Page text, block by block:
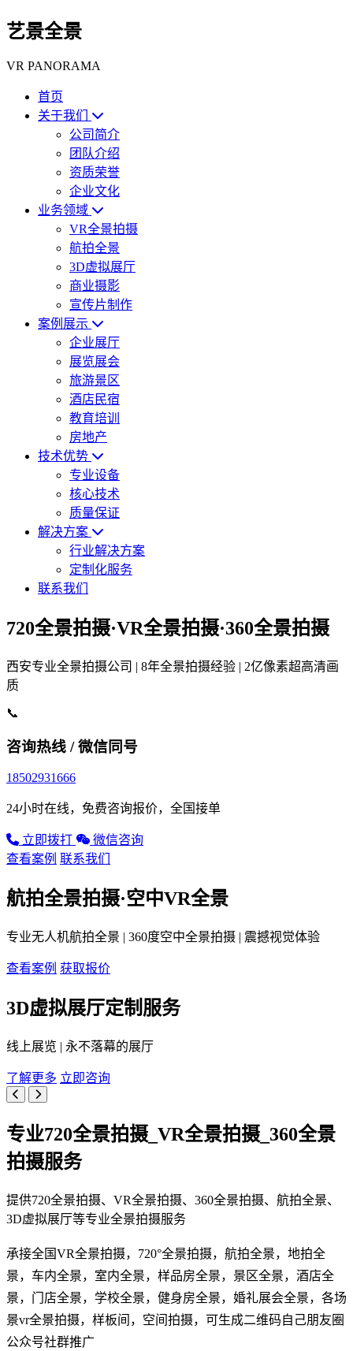
艺景全景
VR PANORAMA
首页
关于我们
公司简介
团队介绍
资质荣誉
企业文化
业务领域
VR全景拍摄
航拍全景
3D虚拟展厅
商业摄影
宣传片制作
案例展示
企业展厅
展览展会
旅游景区
酒店民宿
教育培训
房地产
技术优势
专业设备
核心技术
质量保证
解决方案
行业解决方案
定制化服务
联系我们
720全景拍摄·VR全景拍摄·360全景拍摄
西安专业全景拍摄公司 | 8年全景拍摄经验 | 2亿像素超高清画
质
📞
咨询热线 / 微信同号
18502931666
24小时在线，免费咨询报价，全国接单
立即拨打
微信咨询
查看案例 联系我们
航拍全景拍摄·空中VR全景
专业无人机航拍全景 | 360度空中全景拍摄 | 震撼视觉体验
查看案例 获取报价
3D虚拟展厅定制服务
线上展览 | 永不落幕的展厅
了解更多 立即咨询
专业720全景拍摄_VR全景拍摄_360全景
拍摄服务
提供720全景拍摄、VR全景拍摄、360全景拍摄、航拍全景、
3D虚拟展厅等专业全景拍摄服务
承接全国VR全景拍摄，720°全景拍摄，航拍全景，地拍全
景，车内全景，室内全景，样品房全景，景区全景，酒店全
景，门店全景，学校全景，健身房全景，婚礼展会全景，各场
景vr全景拍摄，样板间，空间拍摄，可生成二维码自己朋友圈
公众号社群推广